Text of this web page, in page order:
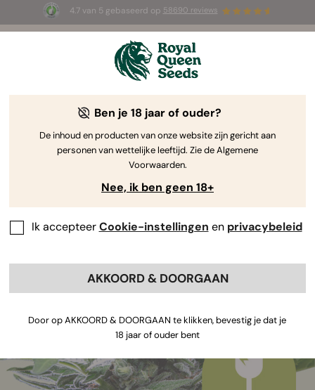
4.7 van 5 gebaseerd op 58690 reviews
3 White Widow Auto zaadjesGRATIS voor de
Ben je 18 jaar of ouder?
De inhoud en producten van onze website zijn gericht aan
personen van wettelijke leeftijd. Zie de Algemene
Voorwaarden.
Nee, ik ben geen 18+
Ik accepteerCookie-instellingen en privacybeleid
AKKOORD & DOORGAAN
Door op AKKOORD & DOORGAAN te klikken, bevestig je dat je
18 jaar of ouder bent